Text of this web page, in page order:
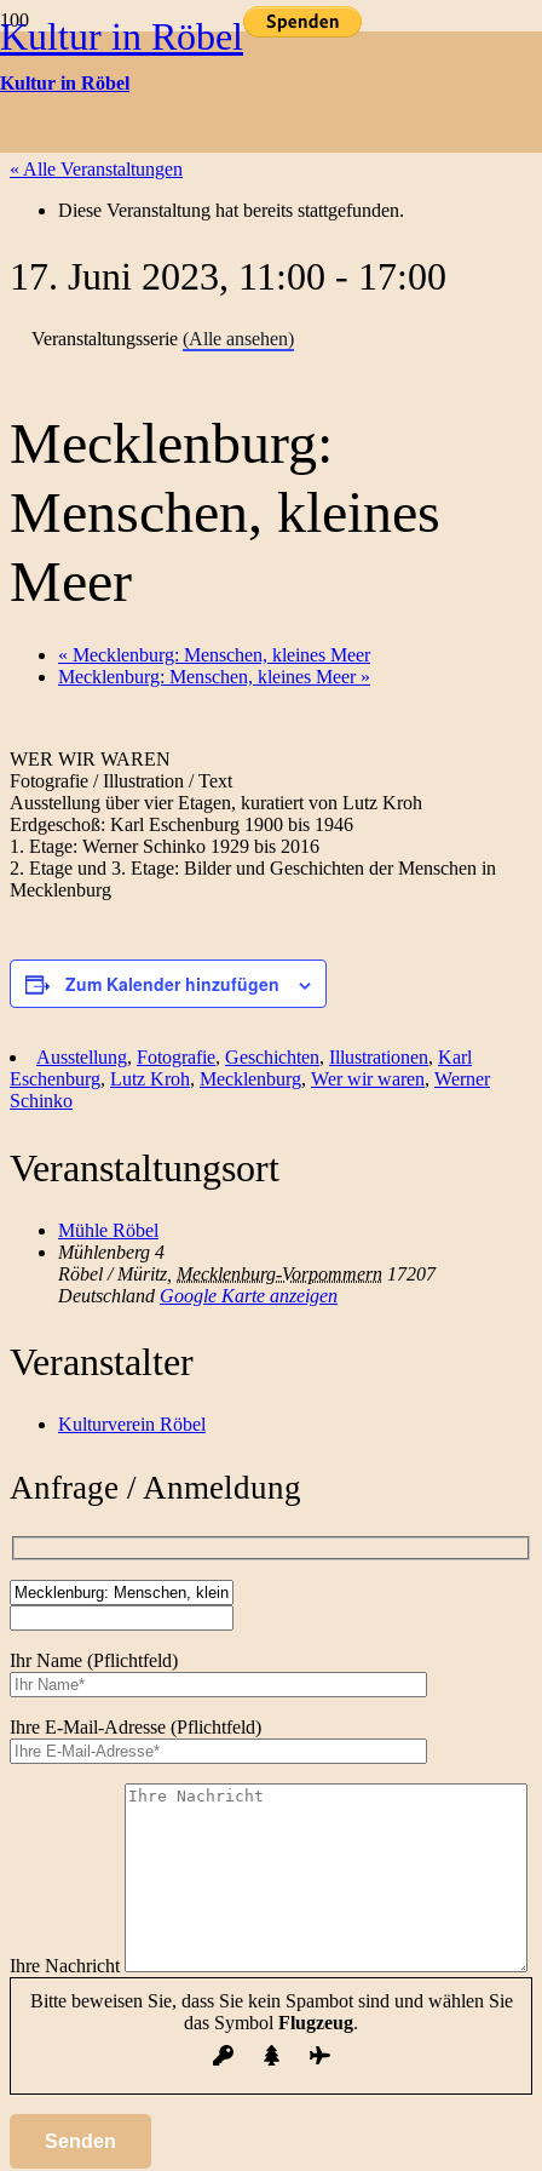
Kultur in Röbel
Kultur in Röbel
Kulturtermine
« Alle Veranstaltungen
Diese Veranstaltung hat bereits stattgefunden.
17. Juni 2023, 11:00 - 17:00
Veranstaltungsserie (Alle ansehen)
Mecklenburg:
Menschen, kleines
Meer
« Mecklenburg: Menschen, kleines Meer
Mecklenburg: Menschen, kleines Meer »
WER WIR WAREN
Fotografie / Illustration / Text
Ausstellung über vier Etagen, kuratiert von Lutz Kroh
Erdgeschoß: Karl Eschenburg 1900 bis 1946
1. Etage: Werner Schinko 1929 bis 2016
2. Etage und 3. Etage: Bilder und Geschichten der Menschen in
Mecklenburg
Zum Kalender hinzufügen
Ausstellung, Fotografie, Geschichten, Illustrationen, Karl
Eschenburg, Lutz Kroh, Mecklenburg, Wer wir waren, Werner
Schinko
Veranstaltungsort
Mühle Röbel
Mühlenberg 4
Röbel / Müritz Mecklenburg-Vorpommern 17207
Deutschland Google Karte anzeigen
Veranstalter
Kulturverein Röbel
Anfrage / Anmeldung
Ihr Name (Pflichtfeld)
Ihre E-Mail-Adresse (Pflichtfeld)
Ihre Nachricht
Bitte beweisen Sie, dass Sie kein Spambot sind und wählen Sie
das Symbol Flugzeug.